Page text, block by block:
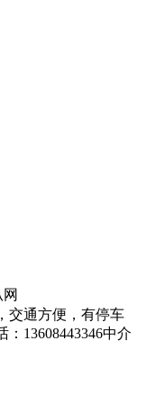
交通方便，有停车
13608443346中介